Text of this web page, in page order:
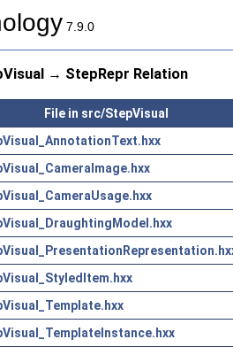
7.9.0
→ StepRepr Relation
File in src/StepVisual